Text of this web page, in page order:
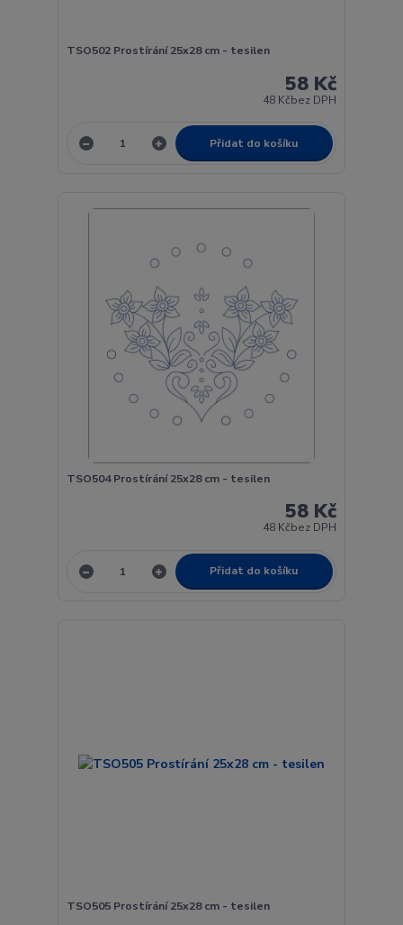
TSO502 Prostírání 25x28 cm - tesilen
58 Kč
48 Kčbez DPH
Přidat do košíku
TSO504 Prostírání 25x28 cm - tesilen
58 Kč
48 Kčbez DPH
Přidat do košíku
TSO505 Prostírání 25x28 cm - tesilen